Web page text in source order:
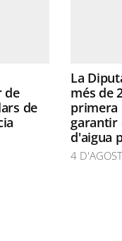
de
de
La
més de
primera
garantir
d'aigua
4